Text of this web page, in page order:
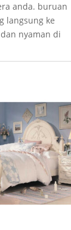
anda. buruan
langsung ke
nyaman di